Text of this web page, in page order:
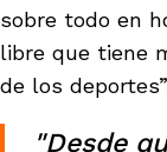
sobre todo en
libre que tiene
de los
"Desde